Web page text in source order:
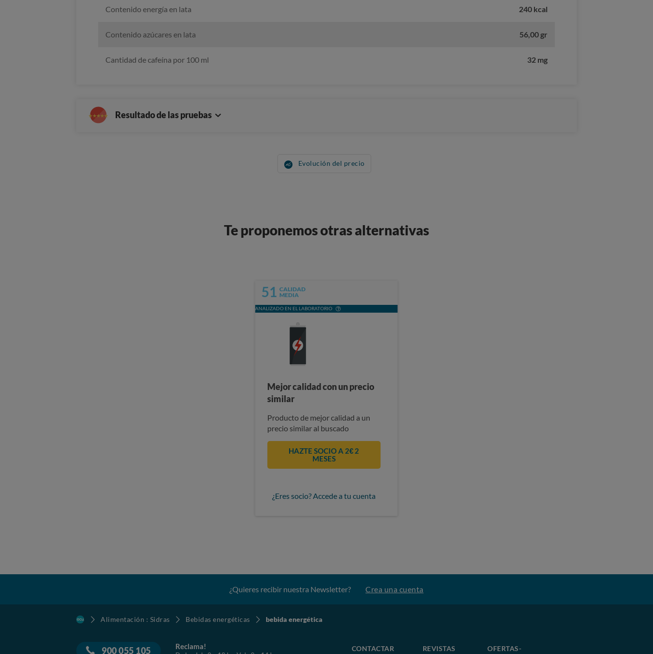
Contenido energía en lata 240 kcal
Contenido azúcares en lata 56,00 gr
Cantidad de cafeína por 100 ml 32 mg
Resultado de las pruebas
Evolución del precio
Te proponemos otras alternativas
51 CALIDAD
MEDIA
ANALIZADO EN EL LABORATORIO
Mejor calidad con un precio
similar
Producto de mejor calidad a un
precio similar al buscado
HAZTE SOCIO A 2€ 2
MESES
¿Eres socio? Accede a tu cuenta
¿Quieres recibir nuestra Newsletter? Crea una cuenta
Alimentación : Sidras Bebidas energéticas bebida energética
900 055 105 Reclama! CONTACTAR REVISTAS
OFERTAS-